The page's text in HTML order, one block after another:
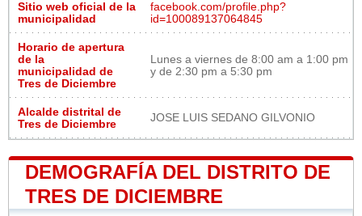
Sitio web oficial de la
municipalidad
facebook.com/profile.php?
id=100089137064845
Horario de apertura
de la
municipalidad de
Tres de Diciembre
Lunes a viernes de 8:00 am a 1:00 pm
y de 2:30 pm a 5:30 pm
Alcalde distrital de
Tres de Diciembre
JOSE LUIS SEDANO GILVONIO
DEMOGRAFÍA DEL DISTRITO DE
TRES DE DICIEMBRE